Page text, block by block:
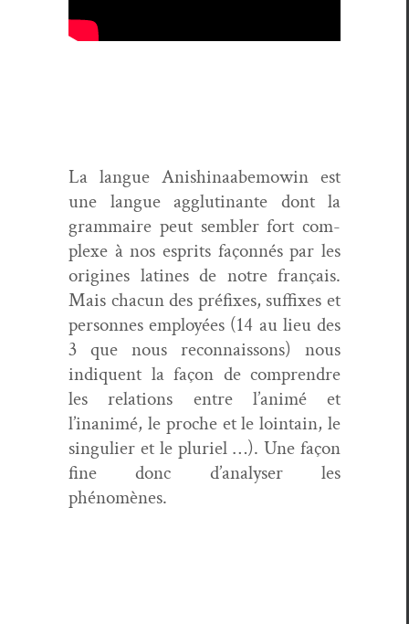
La langue Anishi­naabe­mowin est
une langue agglu­ti­nante dont la
gram­maire peut sem­bler fort com­
plexe à nos esprits façon­nés par les
orig­ines latines de notre français.
Mais cha­cun des pré­fix­es, suf­fix­es et
per­son­nes employées (14 au lieu des
3 que nous recon­nais­sons) nous
indiquent la façon de com­pren­dre
les rela­tions entre l’animé et
l’inanimé, le proche et le loin­tain, le
sin­guli­er et le pluriel …). Une façon
fine donc d’analyser les
phénomènes.